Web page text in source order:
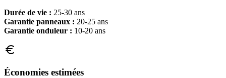
Durée de vie : 25-30 ans
Garantie panneaux : 20-25 ans
Garantie onduleur : 10-20 ans
Économies estimées